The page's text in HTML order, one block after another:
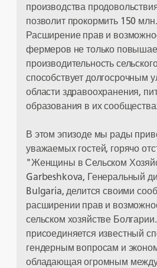
производства
позволит прокормить 150
Расширение прав и
фермеров не только
производительность
способствует долгосрочным
области здравоохранения,
образования в их
В этом эпизоде мы рады
уважаемых гостей, горячо
"Женщины в Сельском
Garbeshkova, Генеральный
Bulgaria, делится своими
расширении прав и
сельском хозяйстве
присоединяется известный
гендерным вопросам и
обладающая огромным